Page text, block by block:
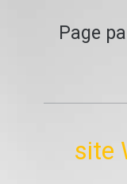
Page
site